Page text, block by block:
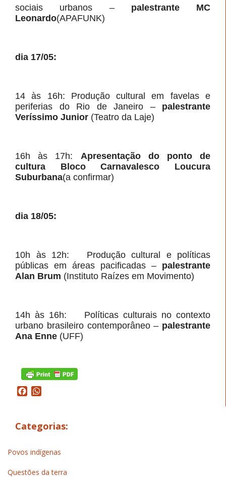
sociais urbanos – palestrante MC
Leonardo(APAFUNK)
dia 17/05:
14 às 16h: Produção cultural em favelas e
periferias do Rio de Janeiro – palestrante
Veríssimo Junior (Teatro da Laje)
16h às 17h: Apresentação do ponto de
cultura Bloco Carnavalesco Loucura
Suburbana(a confirmar)
dia 18/05:
10h às 12h: Produção cultural e políticas
públicas em áreas pacificadas – palestrante
Alan Brum (Instituto Raízes em Movimento)
14h às 16h: Políticas culturais no contexto
urbano brasileiro contemporâneo – palestrante
Ana Enne (UFF)
Facebook
Categorias:
Povos indígenas
Questões da terra